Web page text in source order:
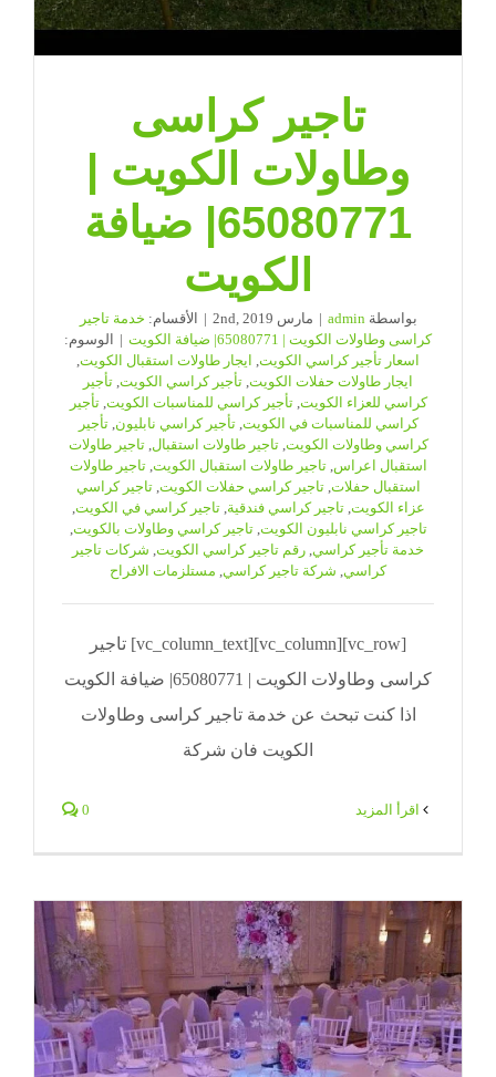
تاجير كراسى
وطاولات الكويت |
65080771| ضيافة
الكويت
بواسطةadmin
| مارس 2nd, 2019 | الأقسام: خدمة تاجير
كراسى وطاولات الكويت | 65080771| ضيافة الكويت
|
الوسوم:
اسعار تأجير كراسي الكويت, ايجار طاولات استقبال الكويت,
ايجار طاولات حفلات الكويت, تأجير كراسي الكويت, تأجير
كراسي للعزاء الكويت,تأجير كراسي للمناسبات الكويت,تأجير
كراسي للمناسبات في الكويت,تأجير كراسي نابليون,تأجير
كراسي وطاولات الكويت,تاجير طاولات استقبال,تاجير طاولات
استقبال اعراس,تاجير طاولات استقبال الكويت,تاجير طاولات
استقبال حفلات,تاجير كراسي حفلات الكويت,تاجير كراسي
عزاء الكويت,تاجير كراسي فندقية,تاجير كراسي في الكويت,
تاجير كراسي نابليون الكويت,تاجير كراسي وطاولات بالكويت,
خدمة تأجير كراسي, رقم تاجير كراسي الكويت, شركات تاجير
كراسي, شركة تاجير كراسي, مستلزمات الافراح
[vc_row][vc_column][vc_column_text] تاجير
كراسى وطاولات الكويت | 65080771| ضيافة الكويت
اذا كنت تبحث عن خدمة تاجير كراسى وطاولات
الكويت فان شركة
0